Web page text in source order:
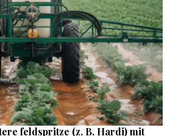
feldspritze (z. B. Hardi) mit